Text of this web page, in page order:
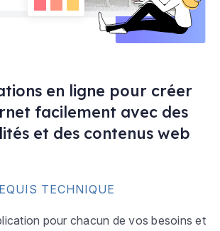
en ligne pour créer
facilement avec des
et des contenus web
TECHNIQUE
pour chacun de vos besoins et